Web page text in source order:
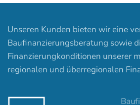
Unseren Kunden bieten wir eine
Baufinanzierungsberatung sowie
Finanzierungkonditionen unserer
regionalen und überregionalen